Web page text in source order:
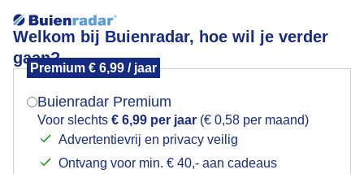
Welkom bij Buienradar, hoe wil je verder
gaan?
Premium € 6,99 / jaar
Buienradar Premium
Voor slechts € 6,99 per jaar (€ 0,58 per maand)
Advertentievrij en privacy veilig
Ontvang voor min. € 40,- aan cadeaus
Opkomst volle maan bij Kloosterburen
Mogen we je locatie gebruiken voor het
Indien je hier nog geen akkoord op hebt gegeven,